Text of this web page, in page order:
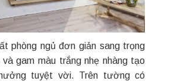
phòng ngủ đơn giản sang trọng
gam màu trắng nhẹ nhàng tạo
tuyệt vời. Trên tường có